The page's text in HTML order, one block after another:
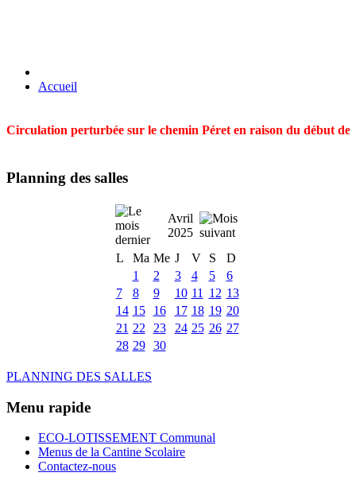
Accueil
Circulation perturbée sur le chemin Péret en raison du début
Planning des salles
Avril
2025
L
Ma Me J V S
D
1
2 3 4 5
6
7
8 9 10 11 12 13
14 15 16 17 18 19 20
21 22 23 24 25 26 27
28 29 30
PLANNING DES SALLES
Menu rapide
ECO-LOTISSEMENT Communal
Menus de la Cantine Scolaire
Contactez-nous